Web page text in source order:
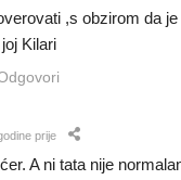
,s obzirom da
Kilari
prije
A ni tata nije